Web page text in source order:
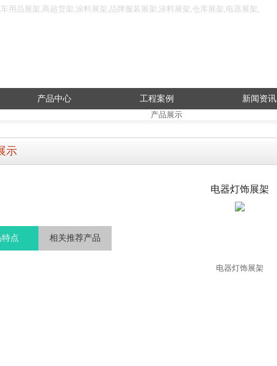
用品展架,商超货架,涂料展架,品牌服装展架,涂料展架,仓库展架,电器展架,
产品中心 工程案例 新闻资讯
示
电器灯饰展架
特点 相关推荐产品
电器灯饰展架